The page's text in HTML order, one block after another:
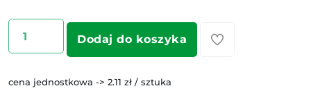
Dodaj do koszyka
cena jednostkowa -> 2.11 zł / sztuka